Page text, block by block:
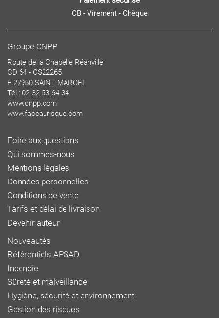
CB - Virement - Chèque
Groupe CNPP
Route de la Chapelle Réanville
CD 64 - CS22265
F 27950 SAINT MARCEL
Tél : 02 32 53 64 34
www.cnpp.com
www.faceaurisque.com
Foire aux questions
Qui sommes-nous
Mentions légales
Données personnelles
Conditions de vente
Tarifs et délai de livraison
Devenir auteur
Nouveautés
Référentiels APSAD
Incendie
Sûreté et malveillance
Hygiène, sécurité et environnement
Gestion des risques